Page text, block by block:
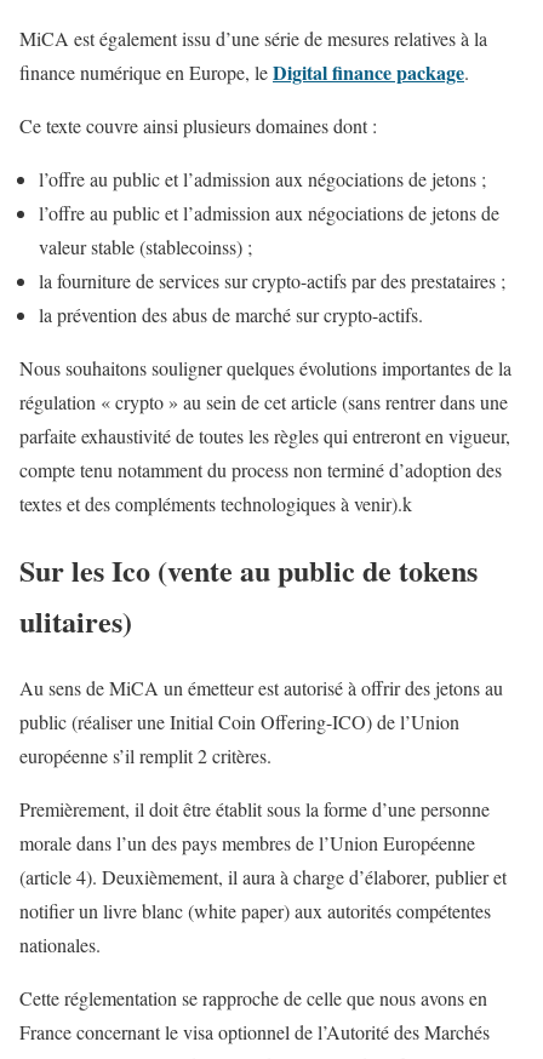
MiCA est également issu d’une série de mesures relatives à la
finance numérique en Europe, leDigital finance package.
Ce texte couvre ainsi plusieurs domaines dont :
l’offre au public et l’admission aux négociations de jetons ;
l’offre au public et l’admission aux négociations de jetons de
valeur stable (stablecoinss) ;
la fourniture de services sur crypto-actifs par des prestataires ;
la prévention des abus de marché sur crypto-actifs.
Nous souhaitons souligner quelques évolutions importantes de la
régulation « crypto » au sein de cet article (sans rentrer dans une
parfaite exhaustivité de toutes les règles qui entreront en vigueur,
compte tenu notamment du process non terminé d’adoption des
textes et des compléments technologiques à venir).k
Sur les Ico (vente au public de tokens
ulitaires)
Au sens de MiCA un émetteur est autorisé à offrir des jetons au
public (réaliser une Initial Coin Offering-ICO) de l’Union
européenne s’il remplit 2 critères.
Premièrement, il doit être établit sous la forme d’une personne
morale dans l’un des pays membres de l’Union Européenne
(article 4). Deuxièmement, il aura à charge d’élaborer, publier et
notifier un livre blanc (white paper) aux autorités compétentes
nationales.
Cette réglementation se rapproche de celle que nous avons en
France concernant le visa optionnel de l’Autorité des Marchés